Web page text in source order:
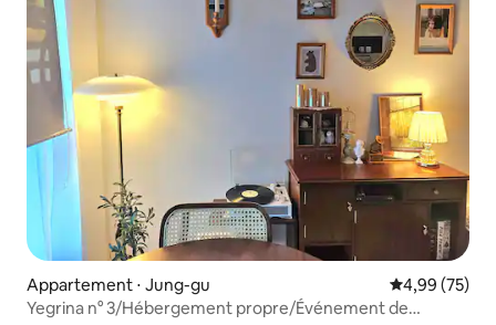
Appartement ⋅ Jung-gu Évaluation
4,99 (75)
Yegrina n° 3/Hébergement propre/Événement de